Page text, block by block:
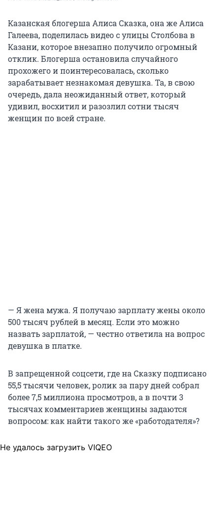
Казанская блогерша Алиса Сказка, она же Алиса
Галеева, поделилась видео с улицы Столбова в
Казани, которое внезапно получило огромный
отклик. Блогерша остановила случайного
прохожего и поинтересовалась, сколько
зарабатывает незнакомая девушка. Та, в свою
очередь, дала неожиданный ответ, который
удивил, восхитил и разозлил сотни тысяч
женщин по всей стране.
— Я жена мужа. Я получаю зарплату жены около
500 тысяч рублей в месяц. Если это можно
назвать зарплатой, — честно ответила на вопрос
девушка в платке.
В запрещенной соцсети, где на Сказку подписано
55,5 тысячи человек, ролик за пару дней собрал
более 7,5 миллиона просмотров, а в почти 3
тысячах комментариев женщины задаются
вопросом: как найти такого же «работодателя»?
Не удалось загрузить VIQEO